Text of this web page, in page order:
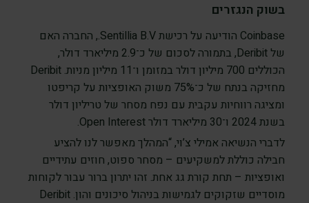
בשוק הנגזרים
Coinbase הודיעה על רכישת Sentillia B.V., החברה האם
של Deribit, בתמורה לסכום של כ־2.9 מיליארד דולר,
הכוללים 700 מיליון דולר במזומן ו־11 מיליון מניות. Deribit
מחזיקה בנתח של כ־75% משוק האופציות על קריפטו
ומציגה רווחיות עקבית עם נפח מסחר של טריליון דולר
בשנת 2024 ו־30 מיליארד דולר Open Interest.
לדברי הנשיאה אמילי צ’וי, “המהלך מאפשר לנו להציע
חבילה כוללת למשקיעים – מסחר ספוט, חוזים עתידיים
ואופציות – תחת קורת גג אחת. זהו יתרון ברור עבור לקוחות
מוסדיים שזקוקים לגמישות בניהול סיכונים והון. Deribit